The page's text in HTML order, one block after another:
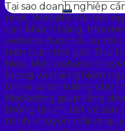
Tại sao doanh nghiệp
nhất, Website
cận khách hàng.
website được tối ưu tốt
trên toàn thế giới. Thứ
hiệu. Một website
lượng và trải nghiệm
tín và sự tin tưởng cho
Marketing giúp tăng
thông tin chi tiết về sản
trình khuyến mãi và